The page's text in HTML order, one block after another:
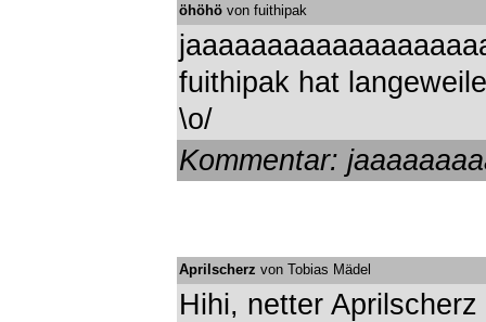
öhöhö von fuithipak
fuithipak hat
\o/
Kommentar:
Aprilscherz von Tobias Mädel
Hihi, netter Aprilscherz